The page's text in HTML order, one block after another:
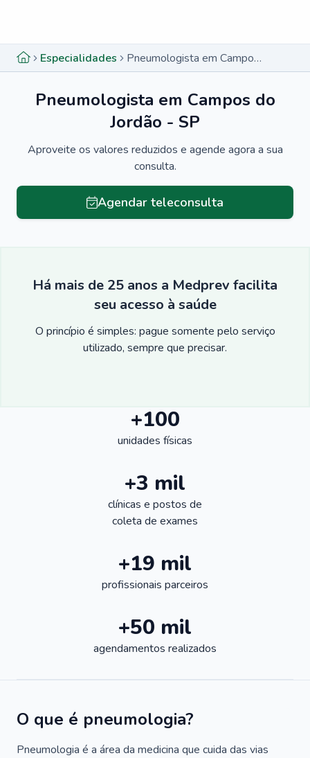
Especialidades Pneumologista em Campos do Jordão - SP
Pneumologista em Campos do
Jordão - SP
Aproveite os valores reduzidos e agende agora a sua
consulta.
Agendar teleconsulta
Há mais de 25 anos a Medprev facilita
seu acesso à saúde
O princípio é simples: pague somente pelo serviço
utilizado, sempre que precisar.
+100
unidades físicas
+3 mil
clínicas e postos de
coleta de exames
+19 mil
profissionais parceiros
+50 mil
agendamentos realizados
O que é pneumologia?
Pneumologia é a área da medicina que cuida das vias